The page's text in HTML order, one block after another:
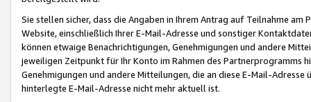
Sie stellen sicher, dass die Angaben in Ihrem Antrag auf Teilnahme
Website, einschließlich Ihrer E-Mail-Adresse und sonstiger
können etwaige Benachrichtigungen, Genehmigungen und andere
jeweiligen Zeitpunkt für Ihr Konto im Rahmen des Partnerprogramms
Genehmigungen und andere Mitteilungen, die an diese E-Mail-
hinterlegte E-Mail-Adresse nicht mehr aktuell ist.